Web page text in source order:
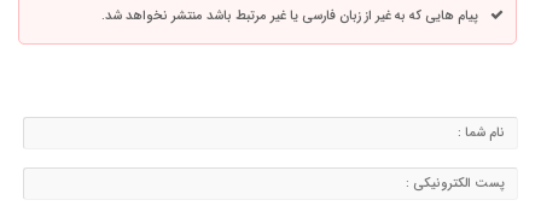
پیام هایی که به غیر از زبان فارسی یا غیر مرتبط باشد منتشر نخواهد شد.